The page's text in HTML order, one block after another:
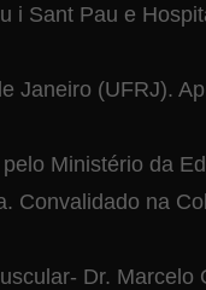
i Sant Pau e
Janeiro (UFRJ).
Ministério da
Convalidado na
Dr. Marcelo